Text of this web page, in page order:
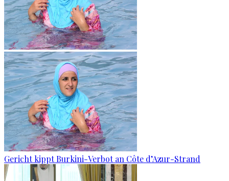
Gericht kippt Burkini-Verbot an Côte d’Azur-Strand